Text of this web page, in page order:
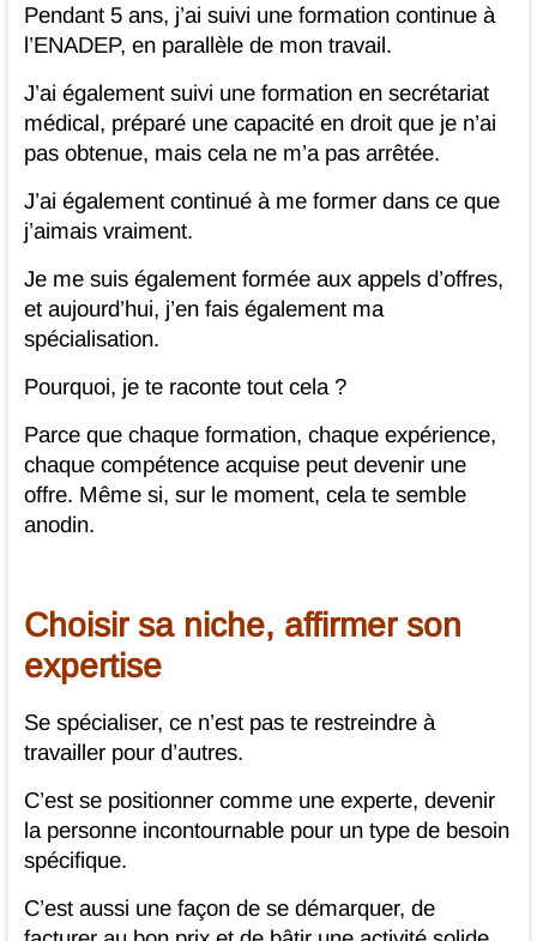
Pendant 5 ans, j’ai suivi une formation continue à
l’ENADEP, en parallèle de mon travail.
J’ai également suivi une formation en secrétariat
médical, préparé une capacité en droit que je n’ai
pas obtenue, mais cela ne m’a pas arrêtée.
J’ai également continué à me former dans ce que
j’aimais vraiment.
Je me suis également formée aux appels d’offres,
et aujourd’hui, j’en fais également ma
spécialisation.
Pourquoi, je te raconte tout cela ?
Parce que chaque formation, chaque expérience,
chaque compétence acquise peut devenir une
offre. Même si, sur le moment, cela te semble
anodin.
Choisir sa niche, affirmer son
expertise
Se spécialiser, ce n’est pas te restreindre à
travailler pour d’autres.
C’est se positionner comme une experte, devenir
la personne incontournable pour un type de besoin
spécifique.
C’est aussi une façon de se démarquer, de